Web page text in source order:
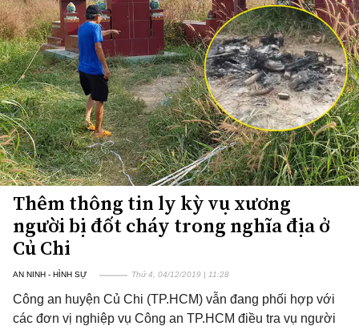
Thêm thông tin ly kỳ vụ xương
người bị đốt cháy trong nghĩa địa ở
Củ Chi
AN NINH - HÌNH SỰ Thứ 4, 04/12/2019 | 11:28
Công an huyện Củ Chi (TP.HCM) vẫn đang phối hợp với
các đơn vị nghiệp vụ Công an TP.HCM điều tra vụ người